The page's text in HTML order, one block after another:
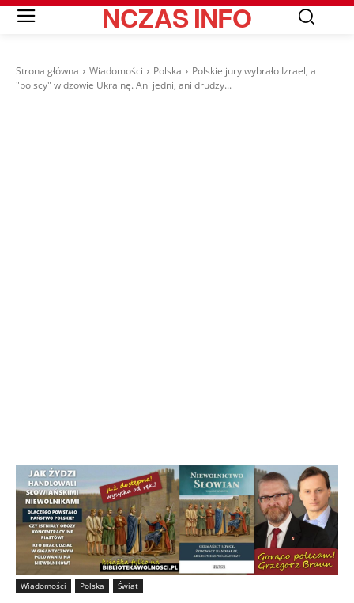
NCZASINFO
Strona główna Wiadomości Polska
Polskie jury wybrało Izrael, a
"polscy" widzowie Ukrainę. Ani jedni, ani drudzy...
Wiadomości Polska Świat